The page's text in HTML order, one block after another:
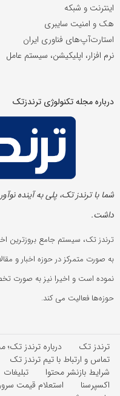
اینترنت و شبکه
هک و امنیت سایبری
استارت‌آپ‌های فناوری ایران
نرم افزار، اپلیکیشن، سیستم عامل
درباره مجله تکنولوژی ترندزتک
شما با ترندز تک، پلی به آینده‌
داشت.
به صورت متمرکز در حوزه اخبار و
نموده است و اخیرا نیز به صورت
حوزه‌ها فعالیت می کند.
ترندز تک
درباره ترندز تک؛
تماس و ارتباط با تیم ترندز تک
شرایط بازنشر محتوا
تبلیغات
اکسپرسنا
استعلام قیمت سرور hp